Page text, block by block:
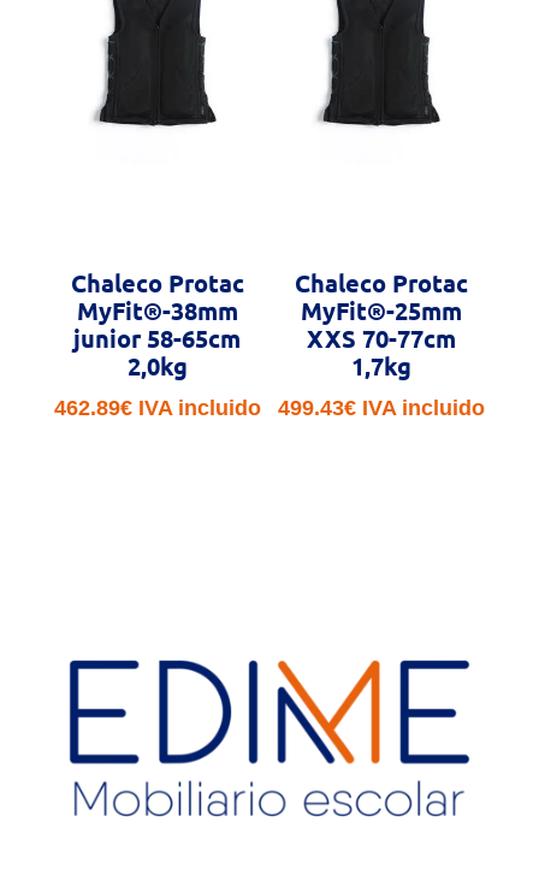
Chaleco Protac
MyFit®-38mm
junior 58-65cm
2,0kg
462.89€ IVA incluido
Chaleco Protac
MyFit®-25mm
XXS 70-77cm
1,7kg
499.43€ IVA incluido